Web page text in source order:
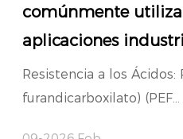
comúnmente
aplicaciones
Resistencia a los Ácidos:
furandicarboxilato) (PEF...